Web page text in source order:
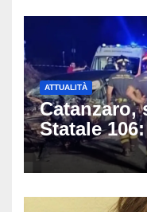
ATTUALITÀ
Catanzaro,
Statale
coinvolti
una moto